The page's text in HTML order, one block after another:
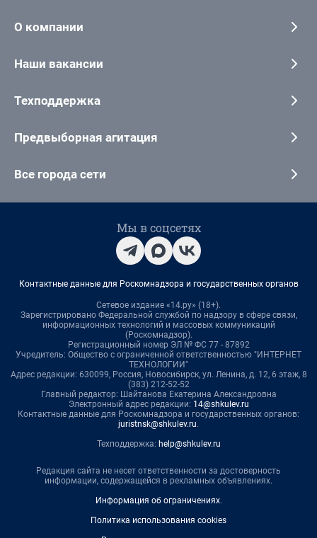
О компании
Наши вакансии
Техподдержка
Предвыборная агитация
Все города сети
Мы в соцсетях
Контактные данные для Роскомнадзора и государственных органов
Сетевое издание «14.ру» (18+).
Зарегистрировано Федеральной службой по надзору в сфере связи,
информационных технологий и массовых коммуникаций
(Роскомнадзор).
Регистрационный номер ЭЛ № ФС 77 - 87892
Учредитель: Общество с ограниченной ответственностью "ИНТЕРНЕТ
ТЕХНОЛОГИИ"
Адрес редакции: 630099, Россия, Новосибирск, ул. Ленина, д. 12, 6 этаж, 8
(383) 212-52-52
Главный редактор: Шайтанова Екатерина Александровна
Электронный адрес редакции: 14@shkulev.ru
Контактные данные для Роскомнадзора и государственных органов:
juristnsk@shkulev.ru.
Техподдержка: help@shkulev.ru
Редакция сайта не несет ответственности за достоверность
информации, содержащейся в рекламных объявлениях.
Информация об ограничениях.
Политика использования cookies